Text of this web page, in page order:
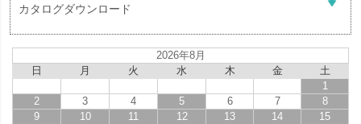
カタログダウンロード
2026年8月
日
月 火 水 木 金
土
1
2
3 4 5 6 7
8
9
10 11 12 13 14
15